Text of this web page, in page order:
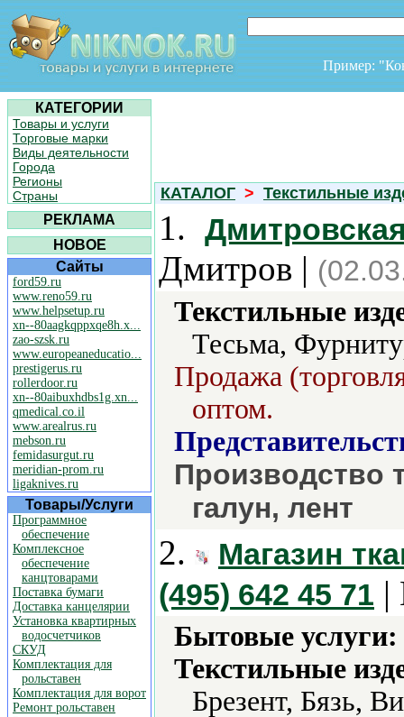
Пример:
КАТЕГОРИИ
Товары и услуги
Торговые марки
Виды деятельности
Города
Регионы
Страны
РЕКЛАМА
НОВОЕ
Сайты
ford59.ru
www.reno59.ru
www.helpsetup.ru
xn--80aagkqppxqe8h.x...
zao-szsk.ru
www.europeaneducatio...
prestigerus.ru
rollerdoor.ru
xn--80aibuxhdbs1g.xn...
qmedical.co.il
www.arealrus.ru
mebson.ru
femidasurgut.ru
meridian-prom.ru
ligaknives.ru
Товары/Услуги
Программное
обеспечение
Комплексное
обеспечение
канцтоварами
Поставка бумаги
Доставка канцелярии
Установка квартирных
водосчетчиков
СКУД
Комплектация для
рольставен
Комплектация для ворот
Ремонт рольставен
КАТАЛОГ > Текстильные
1.
Дмитров |
Текстильные
Тесьма,
Продажа
оптом.
Производство
галун, лент
2.
Магазин
(495) 642 45 71 |
Бытовые услуги:
Текстильные
Брезент, Бязь,